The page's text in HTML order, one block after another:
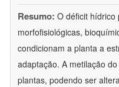
Resumo: O déficit hídrico
morfofisiológicas,
condicionam a planta a
adaptação. A metilação
plantas, podendo ser